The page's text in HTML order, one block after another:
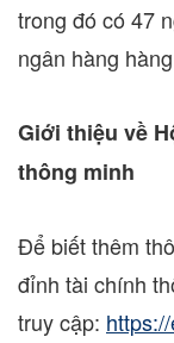
trong đó có 47
ngân hàng
Giới thiệu về
thông minh
Để biết thêm
đỉnh tài chính
truy cập: